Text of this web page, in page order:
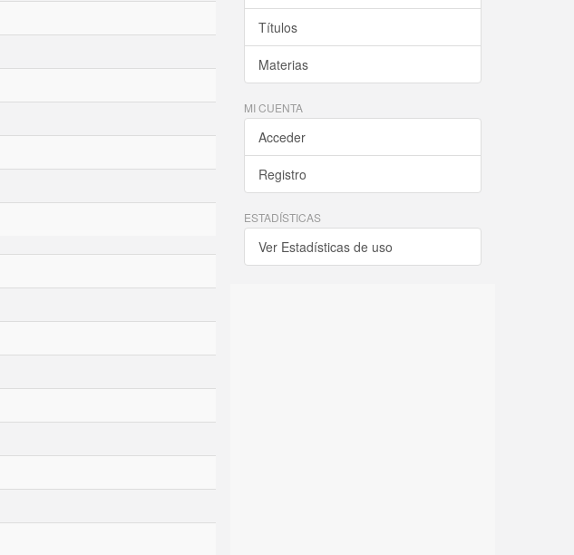
Títulos
Materias
MI CUENTA
Acceder
Registro
ESTADÍSTICAS
Ver Estadísticas de uso